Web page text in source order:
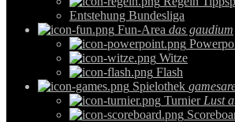
Entstehung Bundesliga
Fun-Area das gaudium
Witze
Flash
Spielothek
Turnier Lust